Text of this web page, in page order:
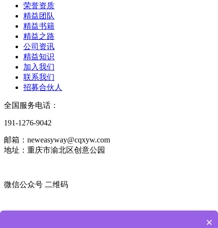
荣誉资质
精益团队
精益书籍
精益之路
公司资讯
精益知识
加入我们
联系我们
招募合伙人
全国服务电话：
191-1276-9042
邮箱：neweasyway@cqxyw.com
地址：重庆市渝北区创意公园
微信公众号 二维码
×